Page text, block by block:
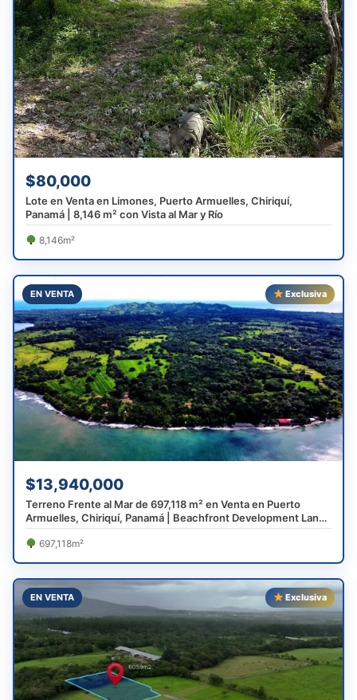
$80,000
Lote en Venta en Limones, Puerto Armuelles, Chiriquí,
Panamá | 8,146 m² con Vista al Mar y Río
8,146m²
EN VENTA Exclusiva
$13,940,000
Terreno Frente al Mar de 697,118 m² en Venta en Puerto
Armuelles, Chiriquí, Panamá | Beachfront Development Land
Near Costa Rica
697,118m²
EN VENTA Exclusiva